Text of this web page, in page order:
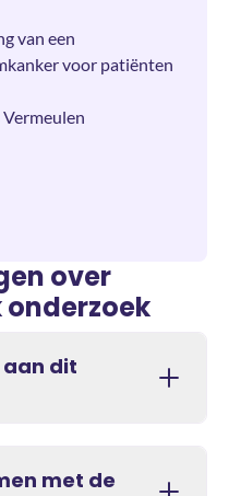
van een
voor patiënten
Vermeulen
over
aan dit
met de